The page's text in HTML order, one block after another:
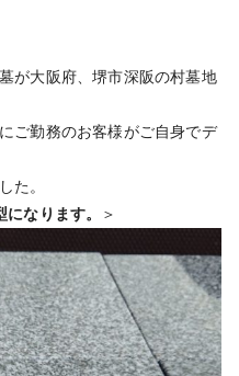
が大阪府、堺市深阪の村墓地
ご勤務のお客様がご自身でデ
た。
なります。 ＞